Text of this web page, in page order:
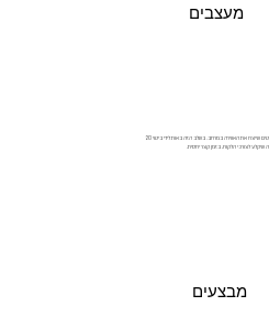
מבצעים
מגדילים רזולוציה ובוחרים את מגוון האלמנטים שייצרו את האווירה במרחב. בשלב הזה באות לידי ביטוי 20
שיקלע לצורכי הלקוח, בזמן קצר יחסית.
מעצבים